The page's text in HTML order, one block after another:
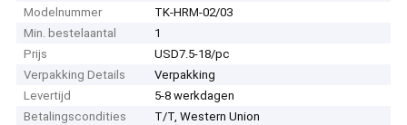
Modelnummer
TK-HRM-02/03
Min. bestelaantal
1
Prijs
USD7.5-18/pc
Verpakking Details
Verpakking
Levertijd
5-8 werkdagen
Betalingscondities
T/T, Western Union